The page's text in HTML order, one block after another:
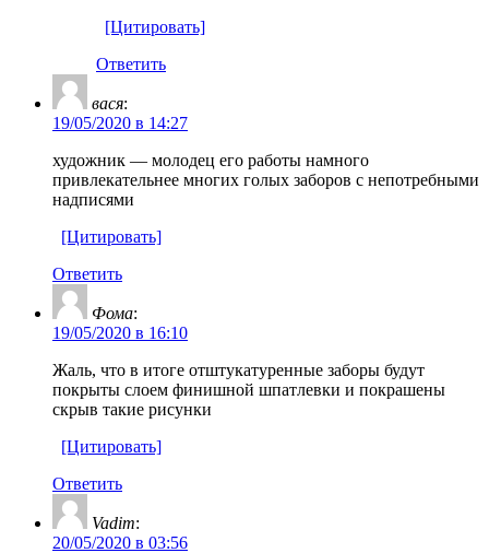
[Цитировать]
Ответить
вася:
19/05/2020 в 14:27
художник — молодец его работы намного
привлекательнее многих голых заборов с непотребными
надписями
[Цитировать]
Ответить
Фома:
19/05/2020 в 16:10
Жаль, что в итоге отштукатуренные заборы будут
покрыты слоем финишной шпатлевки и покрашены
скрыв такие рисунки
[Цитировать]
Ответить
Vadim:
20/05/2020 в 03:56